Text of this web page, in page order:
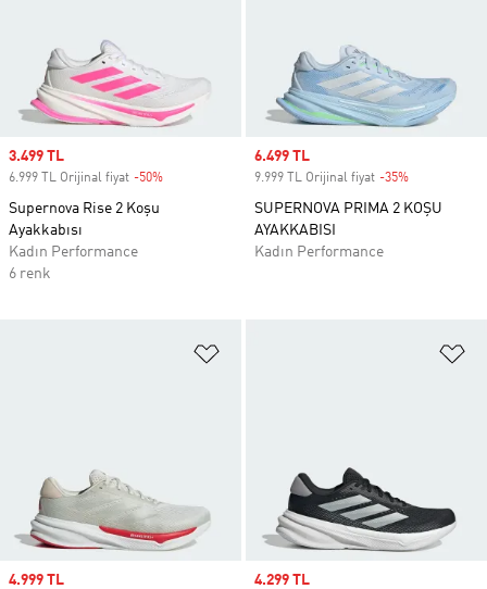
Sale price
3.499 TL
6.999 TL Orijinal fiyat -50%
Supernova Rise 2 Koşu
Ayakkabısı
Kadın Performance
6 renk
Sale price
6.499 TL
9.999 TL Orijinal fiyat -35%
SUPERNOVA PRIMA 2 KOŞU
AYAKKABISI
Kadın Performance
Sale price
4.999 TL Sale price
4.299 TL